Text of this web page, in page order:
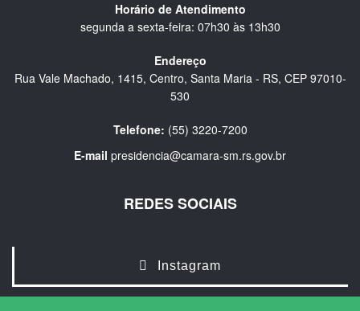
Horário de Atendimento
segunda a sexta-feira: 07h30 às 13h30
Endereço
Rua Vale Machado, 1415, Centro, Santa Maria - RS, CEP 97010-
530
Telefone: (55) 3220-7200
E-mail presidencia@camara-sm.rs.gov.br
REDES SOCIAIS
Instagram